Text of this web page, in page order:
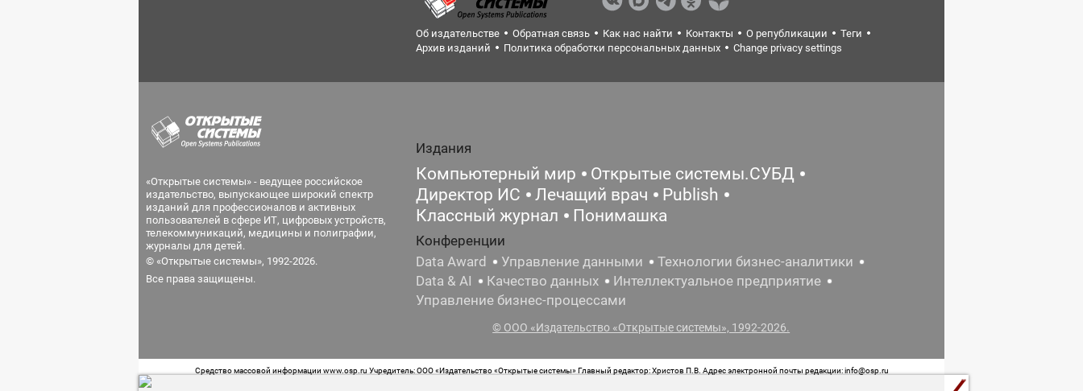
Об издательстве Обратная связь Как нас найти Контакты О републикации
Теги
Архив изданий
Политика обработки персональных данных Change privacy settings
«Открытые системы» - ведущее российское
издательство, выпускающее широкий спектр
изданий для профессионалов и активных
пользователей в сфере ИТ, цифровых устройств,
телекоммуникаций, медицины и полиграфии,
журналы для детей.
© «Открытые системы», 1992-2026.
Все права защищены.
Издания
Компьютерный мир
Открытые системы.СУБД
Директор ИС
Лечащий врач
Publish
Классный журнал
Понимашка
Конференции
Data Award
Управление данными
Технологии бизнес-аналитики
Data & AI
Качество данных
Интеллектуальное предприятие
Управление бизнес-процессами
© ООО «Издательство «Открытые системы», 1992-2026.
Средство массовой информации www.osp.ru Учредитель: ООО «Издательство «Открытые системы» Главный редактор: Христов П.В. Адрес электронной почты редакции: info@osp.ru